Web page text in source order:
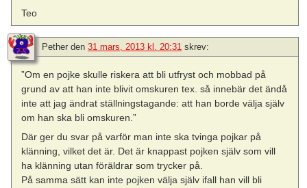
Teo
Pether den 31 mars, 2013 kl. 20:31 skrev:
”Om en pojke skulle riskera att bli utfryst och mobbad på
grund av att han inte blivit omskuren tex. så innebär det ändå
inte att jag ändrat ställningstagande: att han borde välja själv
om han ska bli omskuren.”
Där ger du svar på varför man inte ska tvinga pojkar på
klänning, vilket det är. Det är knappast pojken själv som vill
ha klänning utan föräldrar som trycker på.
På samma sätt kan inte pojken välja själv ifall han vill bli